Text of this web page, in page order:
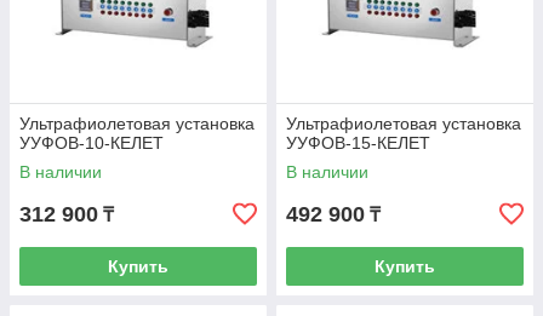
Ультрафиолетовая установка
УУФОВ-10-КЕЛЕТ
В наличии
312 900 ₸
Купить
Ультрафиолетовая установка
УУФОВ-15-КЕЛЕТ
В наличии
492 900 ₸
Купить